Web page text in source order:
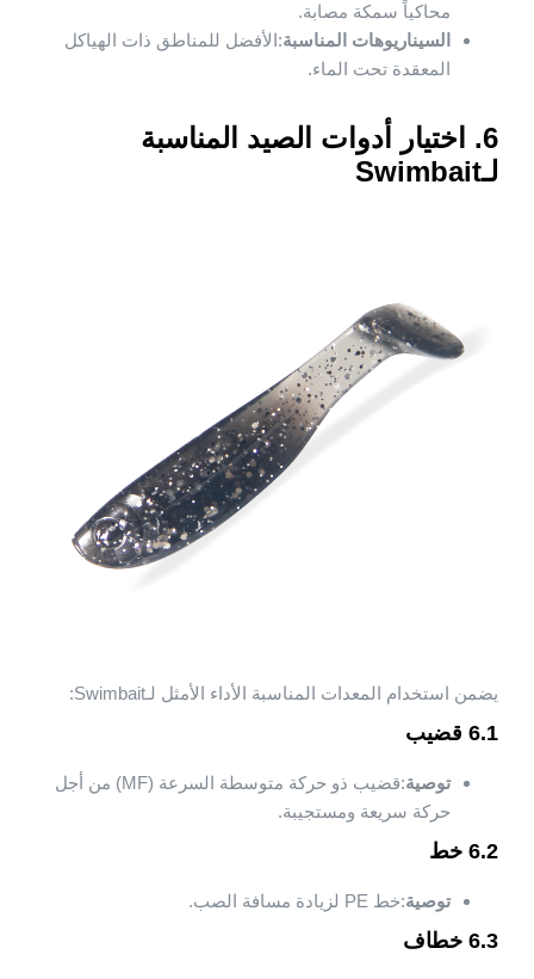
محاكياً سمكة مصابة.
السيناريوهات المناسبة:الأفضل للمناطق ذات الهياكل
المعقدة تحت الماء.
6. اختيار أدوات الصيد المناسبة
لـSwimbait
يضمن استخدام المعدات المناسبة الأداء الأمثل لـSwimbait:
6.1 قضيب
توصية
:قضيب ذو حركة متوسطة السرعة (MF) من أجل
حركة سريعة ومستجيبة.
6.2 خط
توصية:خط PE لزيادة مسافة الصب.
6.3 خطاف